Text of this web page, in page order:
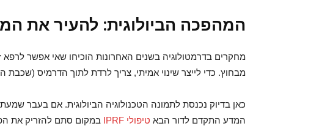
המהפכה הביולוגית: להעיר את
מחקרים בדרמטולוגיה בשנים האחרונות הוכיחו שאי אפשר
מבחוץ. כדי לייצר שינוי אמיתי, צריך לרדת לתוך הדרמיס (שכבת
המדע התקדם לדור הבא טיפולי IPRF